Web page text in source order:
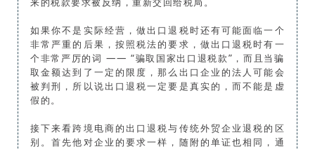
如果你不是实际经营，做出口退税时还有可能面临一个
非常严重的后果，按照税法的要求，做出口退税时有一
个非常严厉的词 —— “骗取国家出口退税款”，而且当骗
取金额达到了一定的限度，那么出口企业的法人可能会
被判刑，所以说出口退税一定要是真实的，而不能是虚
假的。
接下来看跨境电商的出口退税与传统外贸企业退税的区
别。首先他对企业的要求一样，随附的单证也相同，通